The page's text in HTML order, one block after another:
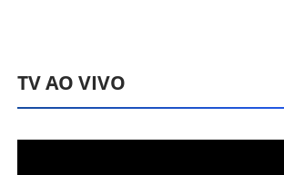
TV AO VIVO